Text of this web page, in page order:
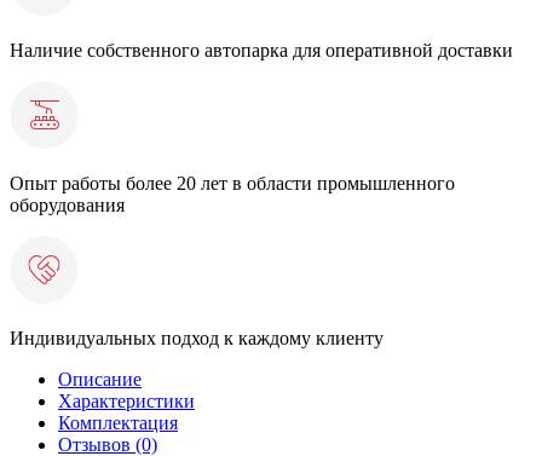
Наличие собственного автопарка для оперативной доставки
Опыт работы более 20 лет в области промышленного
оборудования
Индивидуальных подход к каждому клиенту
Описание
Характеристики
Комплектация
Отзывов (0)